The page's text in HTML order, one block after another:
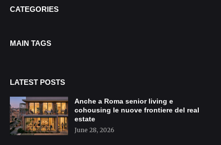
CATEGORIES
MAIN TAGS
LATEST POSTS
Anche a Roma senior living e
cohousing le nuove frontiere del real
estate
June 28, 2026